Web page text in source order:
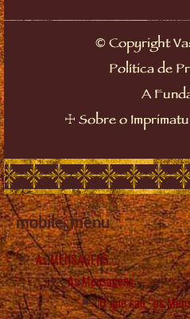
©Copyright
Política de
A
☩ Sobre o
mobile_menu
As MENSAGENS
As Mensagens
O que são “as